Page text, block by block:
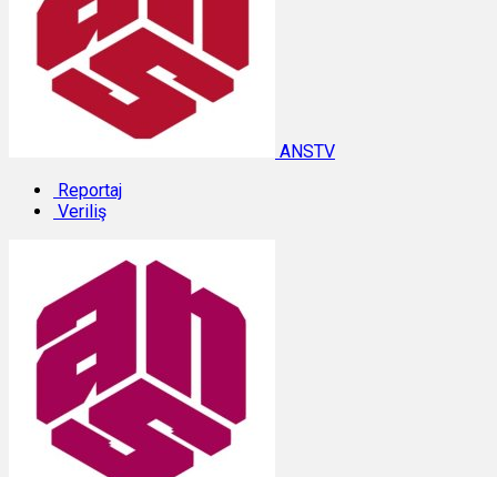
ANSTV
Reportaj
Veriliş